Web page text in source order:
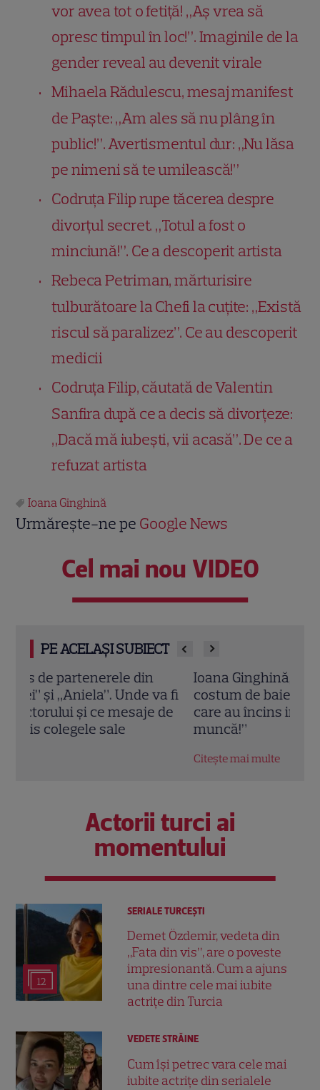
vor avea tot o fetiță! „Aș vrea să
opresc timpul în loc!”. Imaginile de la
gender reveal au devenit virale
Mihaela Rădulescu, mesaj manifest
de Paște: „Am ales să nu plâng în
public!”. Avertismentul dur: „Nu lăsa
pe nimeni să te umilească!”
Codruța Filip rupe tăcerea despre
divorțul secret. „Totul a fost o
minciună!”. Ce a descoperit artista
Rebeca Petriman, mărturisire
tulburătoare la Chefi la cuțite: „Există
riscul să paralizez”. Ce au descoperit
medicii
Codruța Filip, căutată de Valentin
Sanfira după ce a decis să divorțeze:
„Dacă mă iubești, vii acasă”. De ce a
refuzat artista
Ioana Ginghină
Urmărește-ne pe Google News
Cel mai nou VIDEO
PE ACELAȘI SUBIECT
Ioana Ginghină, apariție incendiară în
costum de baie la 48 de ani! Imaginile
care au încins internetul: „Se numește
muncă!”
Actorii turci ai
momentului
12
SERIALE TURCEŞTI
Demet Özdemir, vedeta din
„Fata din vis”, are o poveste
impresionantă. Cum a ajuns
una dintre cele mai iubite
actrițe din Turcia
VEDETE STRĂINE
Cum își petrec vara cele mai
iubite actrițe din serialele